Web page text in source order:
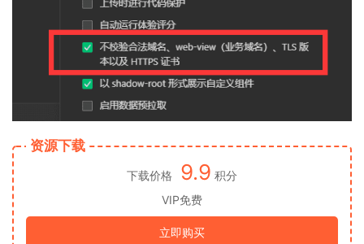
资源下载
下载价格 9.9 积分
VIP免费
立即购买